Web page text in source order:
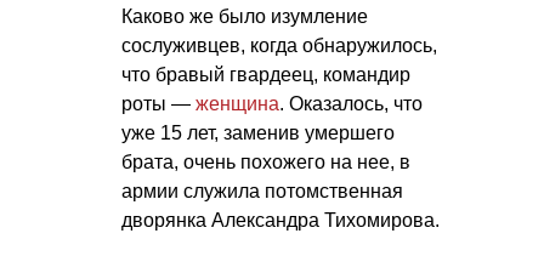
Каково же было изумление
сослуживцев, когда обнаружилось,
что бравый гвардеец, командир
роты — женщина. Оказалось, что
уже 15 лет, заменив умершего
брата, очень похожего на нее, в
армии служила потомственная
дворянка Александра Тихомирова.